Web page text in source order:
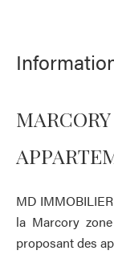
MD
la Marcory
proposant des